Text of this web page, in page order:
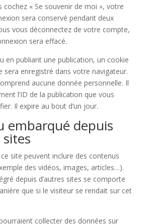
cochez « Se souvenir de moi », votre
sera conservé pendant deux
vous déconnectez de votre compte,
sera effacé.
en publiant une publication, un cookie
sera enregistré dans votre navigateur.
aucune donnée personnelle. Il
l’ID de la publication que vous
Il expire au bout d’un jour.
embarqué depuis
sites
site peuvent inclure des contenus
des vidéos, images, articles…).
depuis d’autres sites se comporte
que si le visiteur se rendait sur cet
collecter des données sur